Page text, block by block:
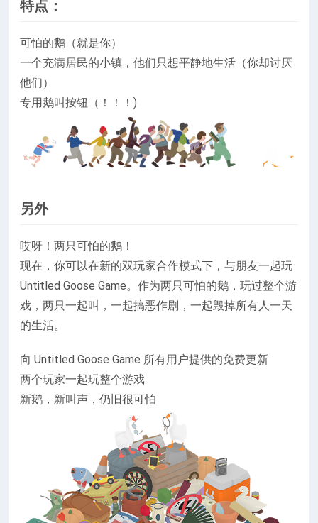
特点：
可怕的鹅（就是你）
一个充满居民的小镇，他们只想平静地生活（你却讨厌
他们）
专用鹅叫按钮（！！！)
另外
哎呀！两只可怕的鹅！
现在，你可以在新的双玩家合作模式下，与朋友一起玩
Untitled Goose Game。作为两只可怕的鹅，玩过整个游
戏，两只一起叫，一起搞恶作剧，一起毁掉所有人一天
的生活。
向 Untitled Goose Game 所有用户提供的免费更新
两个玩家一起玩整个游戏
新鹅，新叫声，仍旧很可怕